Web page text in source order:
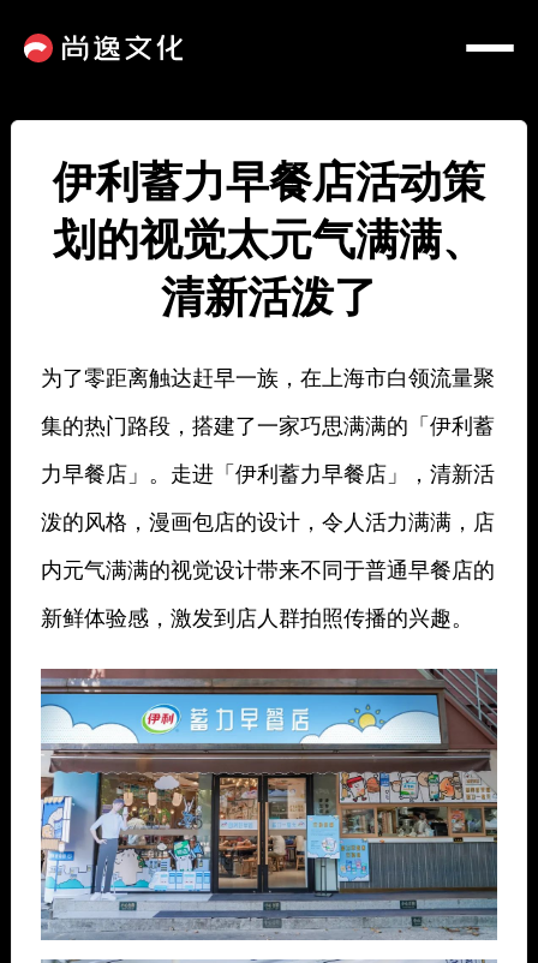
伊利蓄力早餐店活动策
划的视觉太元气满满、
清新活泼了
为了零距离触达赶早一族，在上海市白领流量聚
集的热门路段，搭建了一家巧思满满的「伊利蓄
力早餐店」。走进「伊利蓄力早餐店」，清新活
泼的风格，漫画包店的设计，令人活力满满，店
内元气满满的视觉设计带来不同于普通早餐店的
新鲜体验感，激发到店人群拍照传播的兴趣。